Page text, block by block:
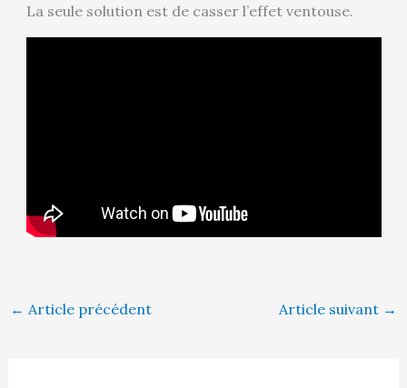
La seule solution est de casser l’effet ventouse.
← Article précédent Article suivant →